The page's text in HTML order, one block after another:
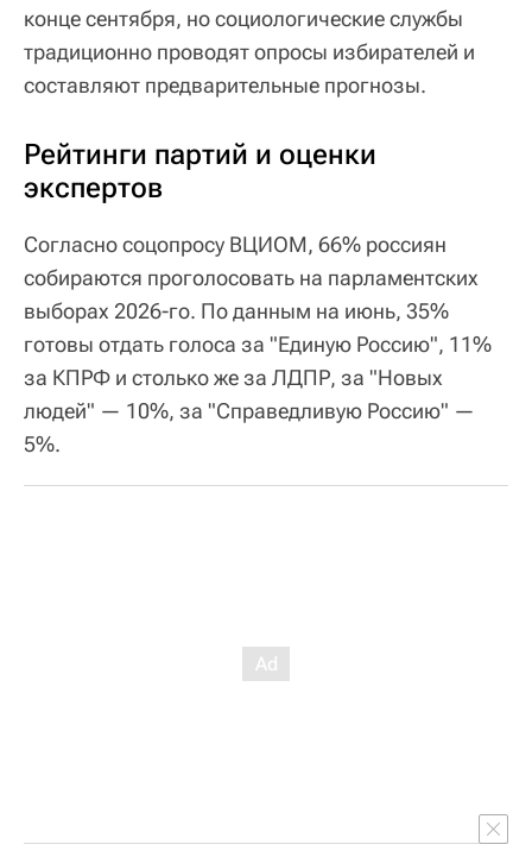
конце сентября, но социологические службы
традиционно проводят опросы избирателей и
составляют предварительные прогнозы.
Рейтинги партий и оценки
экспертов
Согласно соцопросу ВЦИОМ, 66% россиян
собираются проголосовать на парламентских
выборах 2026-го. По данным на июнь, 35%
готовы отдать голоса за "Единую Россию", 11%
за КПРФ и столько же за ЛДПР, за "Новых
людей" — 10%, за "Справедливую Россию" —
5%.